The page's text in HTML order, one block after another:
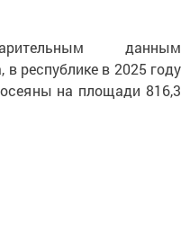
данным
республике в 2025 году
на площади 816,3